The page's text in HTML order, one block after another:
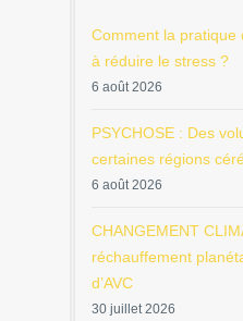
Comment la pratique
à réduire le stress ?
6 août 2026
PSYCHOSE : Des
certaines régions
6 août 2026
CHANGEMENT
réchauffement
d’AVC
30 juillet 2026